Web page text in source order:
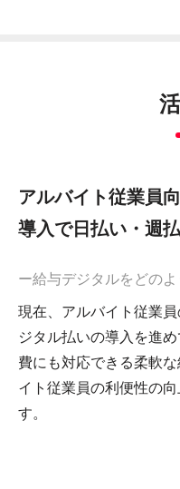
アルバイト従業員
導入で日払い・週
ー給与デジタルをどの
現在、アルバイト従業
ジタル払いの導入を進
費にも対応できる柔軟
イト従業員の利便性の
す。